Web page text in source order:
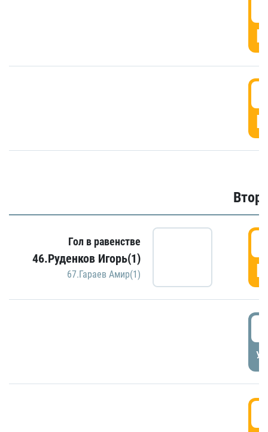
Гол в равенстве
46.Руденков Игорь(1)
67.Гараев Амир(1)